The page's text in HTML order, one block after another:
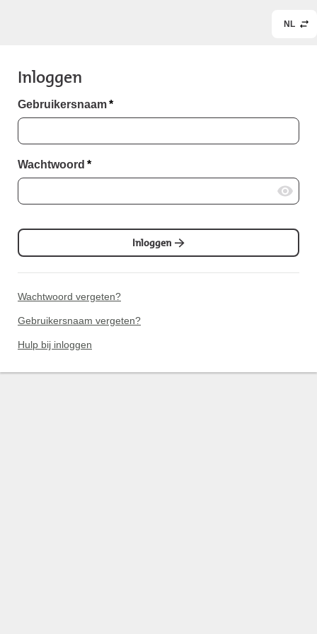
NL
Inloggen
Gebruikersnaam*
Wachtwoord *
Inloggen
Wachtwoord vergeten?
Gebruikersnaam vergeten?
Hulp bij inloggen